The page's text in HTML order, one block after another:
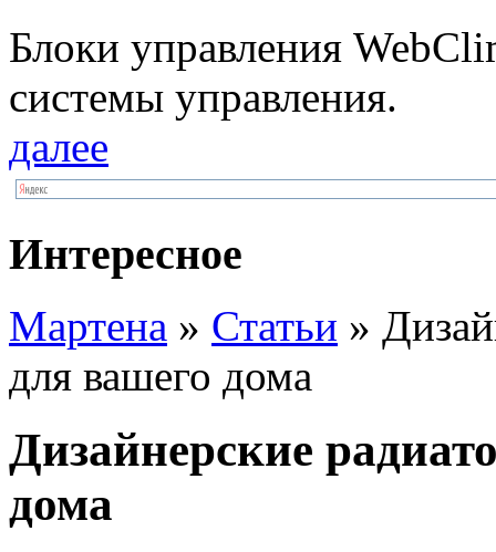
Блоки упрaвлeния
системы управления.
далее
Интересное
Мартена » Статьи »
для вашего дома
Дизайнерские
дома